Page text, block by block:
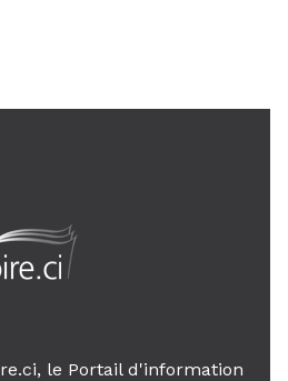
le Portail d'information